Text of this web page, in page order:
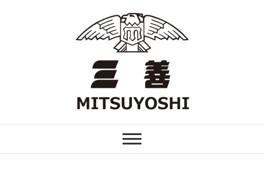
舞台用化粧品 三善